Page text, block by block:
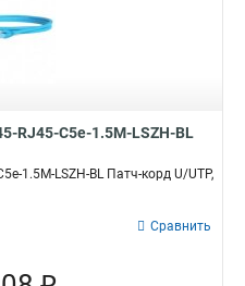
RJ45-C5e-1.5M-LSZH-BL
1.5M-LSZH-BL Патч-корд U/UTP,
Сравнить